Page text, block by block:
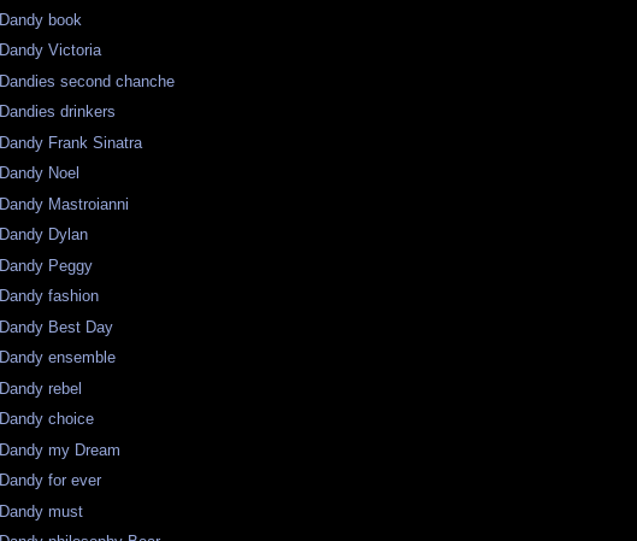
Dandy book
Dandy Victoria
Dandies second chanche
Dandies drinkers
Dandy Frank Sinatra
Dandy Noel
Dandy Mastroianni
Dandy Dylan
Dandy Peggy
Dandy fashion
Dandy Best Day
Dandy ensemble
Dandy rebel
Dandy choice
Dandy my Dream
Dandy for ever
Dandy must